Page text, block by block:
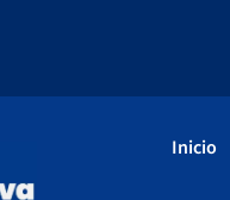
Inicio